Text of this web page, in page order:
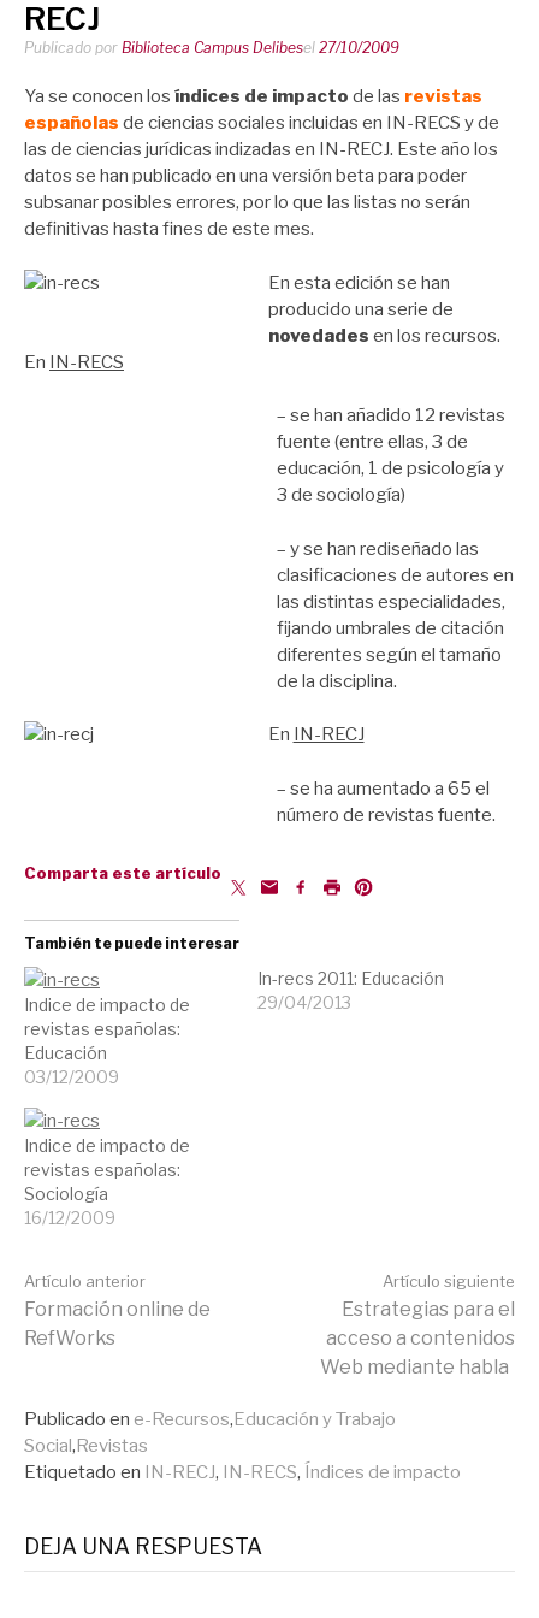
RECJ
Publicado por Biblioteca Campus Delibesel 27/10/2009
Ya se conocen los índices de impacto de las revistas
españolas de ciencias sociales incluidas en IN-RECS y de
las de ciencias jurídicas indizadas en IN-RECJ. Este año los
datos se han publicado en una versión beta para poder
subsanar posibles errores, por lo que las listas no serán
definitivas hasta fines de este mes.
En esta edición se han
producido una serie de
novedades en los recursos.
En IN-RECS
– se han añadido 12 revistas
fuente (entre ellas, 3 de
educación, 1 de psicología y
3 de sociología)
– y se han rediseñado las
clasificaciones de autores en
las distintas especialidades,
fijando umbrales de citación
diferentes según el tamaño
de la disciplina.
En IN-RECJ
– se ha aumentado a 65 el
número de revistas fuente.
Comparta este artículo
También te puede interesar
Indice de impacto de
revistas españolas:
Educación
03/12/2009
In-recs 2011: Educación
29/04/2013
Indice de impacto de
revistas españolas:
Sociología
16/12/2009
Seguir
Artículo anterior
Formación online de
RefWorks
Artículo siguiente
Estrategias para el
acceso a contenidos
Web mediante habla
Publicado en e-Recursos,Educación y Trabajo
Social,Revistas
Etiquetado en IN-RECJ, IN-RECS, Índices de impacto
DEJA UNA RESPUESTA